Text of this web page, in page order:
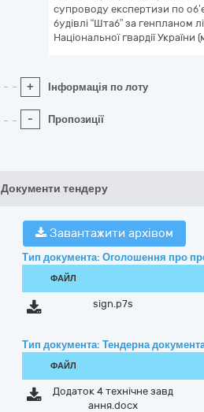
супроводу експертизи по
будівлі “Штаб” за генпланом
Національної гвардії
+ Інформація по лоту
- Пропозиції
Документи тендеру
Завантажити архівом
Тип документа: Оголошення про
ФАЙЛ
sign.p7s
Тип документа: Тендерна
ФАЙЛ
Додаток 4 технічне завд
ання.docx